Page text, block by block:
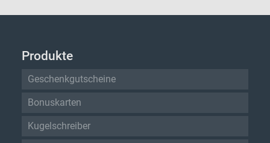
Produkte
Geschenkgutscheine
Bonuskarten
Kugelschreiber